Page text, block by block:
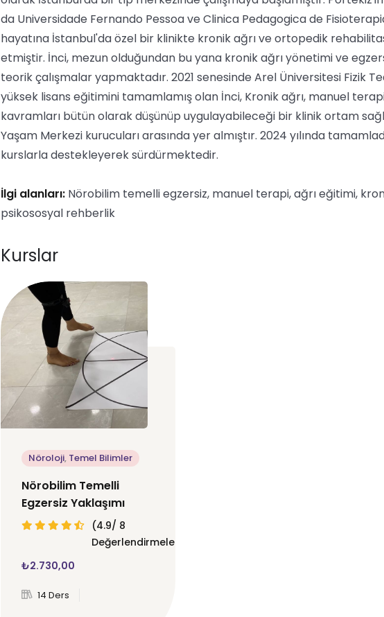
da Universidade Fernando Pessoa ve Clinica Pedagogica de
hayatına İstanbul'da özel bir klinikte kronik ağrı ve ortopedik
etmiştir. İnci, mezun olduğundan bu yana kronik ağrı yönetimi ve
teorik çalışmalar yapmaktadır. 2021 senesinde Arel Üniversitesi Fizik
yüksek lisans eğitimini tamamlamış olan İnci, Kronik ağrı, manuel
kavramları bütün olarak düşünüp uygulayabileceği bir klinik ortam
Yaşam Merkezi kurucuları arasında yer almıştır. 2024 yılında
kurslarla destekleyerek sürdürmektedir.
İlgi alanları:Nörobilim temelli egzersiz, manuel terapi, ağrı eğitimi,
psikososyal rehberlik
Kurslar
Nöroloji, Temel Bilimler
Nörobilim Temelli
Egzersiz Yaklaşımı
(4.9/ 8
Değerlendirmeler)
₺2.730,00
14 Ders
Beni hatırla Şifremi unuttum